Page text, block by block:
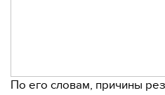
По его словам, причины